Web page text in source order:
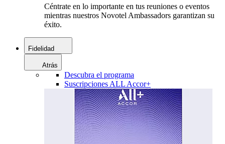
Céntrate en lo importante en tus reuniones o eventos
mientras nuestros Novotel Ambassadors garantizan su
éxito.
Fidelidad
Atrás
Descubra el programa
Suscripciones ALL Accor+